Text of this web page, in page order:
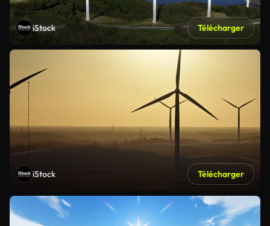
iStock Télécharger
iStock Télécharger